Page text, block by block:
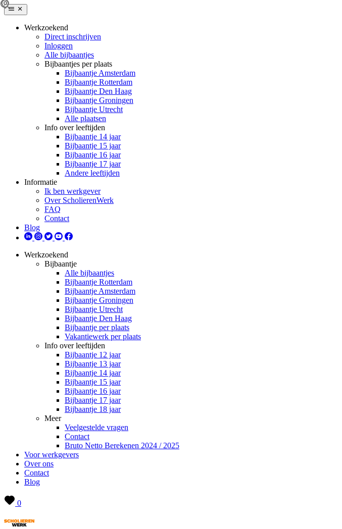
Werkzoekend
Direct inschrijven
Inloggen
Alle bijbaantjes
Bijbaantjes per plaats
Bijbaantje Amsterdam
Bijbaantje Rotterdam
Bijbaantje Den Haag
Bijbaantje Groningen
Bijbaantje Utrecht
Alle plaatsen
Info over leeftijden
Bijbaantje 14 jaar
Bijbaantje 15 jaar
Bijbaantje 16 jaar
Bijbaantje 17 jaar
Andere leeftijden
Informatie
Ik ben werkgever
Over ScholierenWerk
FAQ
Contact
Blog
Werkzoekend
Bijbaantje
Alle bijbaantjes
Bijbaantje Rotterdam
Bijbaantje Amsterdam
Bijbaantje Groningen
Bijbaantje Utrecht
Bijbaantje Den Haag
Bijbaantje per plaats
Vakantiewerk per plaats
Info over leeftijden
Bijbaantje 12 jaar
Bijbaantje 13 jaar
Bijbaantje 14 jaar
Bijbaantje 15 jaar
Bijbaantje 16 jaar
Bijbaantje 17 jaar
Bijbaantje 18 jaar
Meer
Veelgestelde vragen
Contact
Bruto Netto Berekenen 2024 / 2025
Voor werkgevers
Over ons
Contact
Blog
0